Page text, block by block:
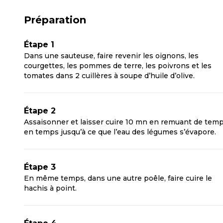
Préparation
Étape 1
Dans une sauteuse, faire revenir les oignons, les
courgettes, les pommes de terre, les poivrons et les
tomates dans 2 cuillères à soupe d’huile d’olive.
Étape 2
Assaisonner et laisser cuire 10 mn en remuant de
en temps jusqu’à ce que l’eau des légumes s’évapore.
Étape 3
En même temps, dans une autre poêle, faire cuire le
hachis à point.